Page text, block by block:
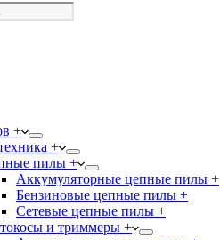
+
+
пилы +
Аккумуляторные цепные пилы +
Бензиновые цепные пилы +
Сетевые цепные пилы +
и триммеры +